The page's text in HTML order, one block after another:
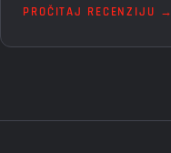
PROČITAJ RECENZIJU →